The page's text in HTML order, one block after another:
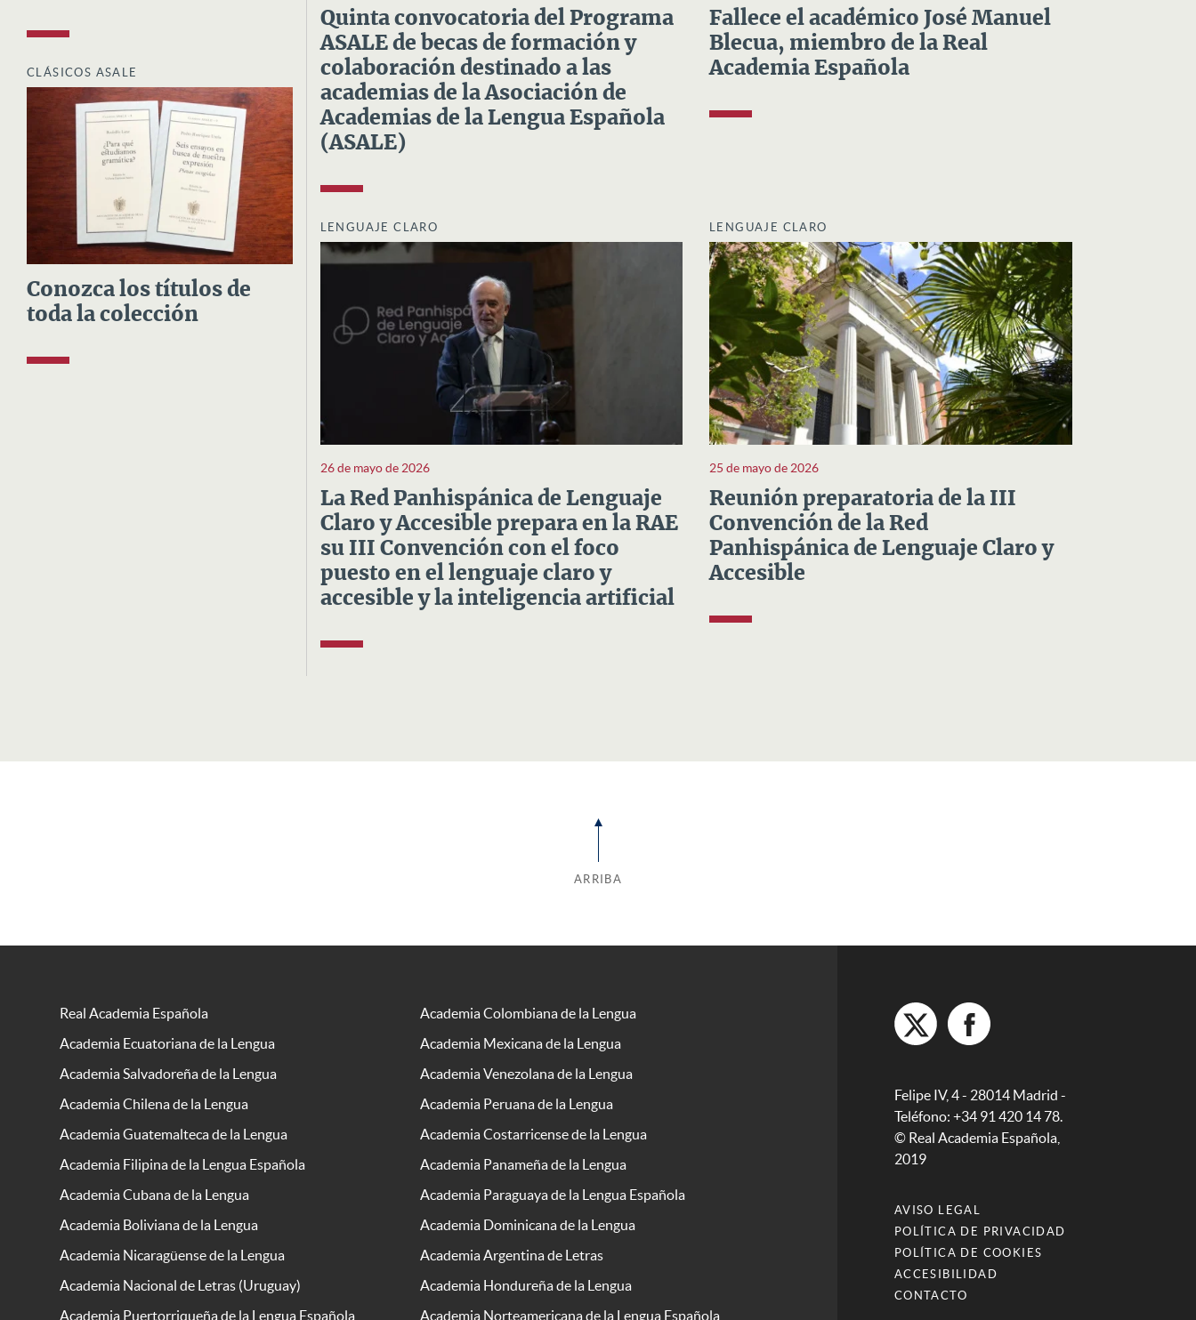
CLÁSICOS ASALE
Conozca los títulos de
toda la colección
Quinta convocatoria del Programa
ASALE de becas de formación y
colaboración destinado a las
academias de la Asociación de
Academias de la Lengua Española
(ASALE)
Fallece el académico José Manuel
Blecua, miembro de la Real
Academia Española
LENGUAJE CLARO
26 de mayo de 2026
La Red Panhispánica de Lenguaje
Claro y Accesible prepara en la RAE
su III Convención con el foco
puesto en el lenguaje claro y
accesible y la inteligencia artificial
LENGUAJE CLARO
25 de mayo de 2026
Reunión preparatoria de la III
Convención de la Red
Panhispánica de Lenguaje Claro y
Accesible
ARRIBA
Real Academia Española
Academia Colombiana de la Lengua
Academia Ecuatoriana de la Lengua
Academia Mexicana de la Lengua
Academia Salvadoreña de la Lengua
Academia Venezolana de la Lengua
Academia Chilena de la Lengua
Academia Peruana de la Lengua
Academia Guatemalteca de la Lengua
Academia Costarricense de la Lengua
Academia Filipina de la Lengua Española
Academia Panameña de la Lengua
Academia Cubana de la Lengua
Academia Paraguaya de la Lengua Española
Academia Boliviana de la Lengua
Academia Dominicana de la Lengua
Academia Nicaragüense de la Lengua
Academia Argentina de Letras
Academia Nacional de Letras (Uruguay)
Academia Hondureña de la Lengua
Academia Puertorriqueña de la Lengua Española
Academia Norteamericana de la Lengua Española
Felipe IV, 4 - 28014 Madrid -
Teléfono: +34 91 420 14 78.
© Real Academia Española,
2019
AVISO LEGAL
POLÍTICA DE PRIVACIDAD
POLÍTICA DE COOKIES
ACCESIBILIDAD
CONTACTO